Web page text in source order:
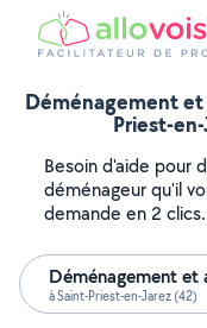
Déménagement
Priest-
Besoin d'aide pour
déménageur qu'il
demande en 2
Déménagement et
à Saint-Priest-en-Jarez (42)